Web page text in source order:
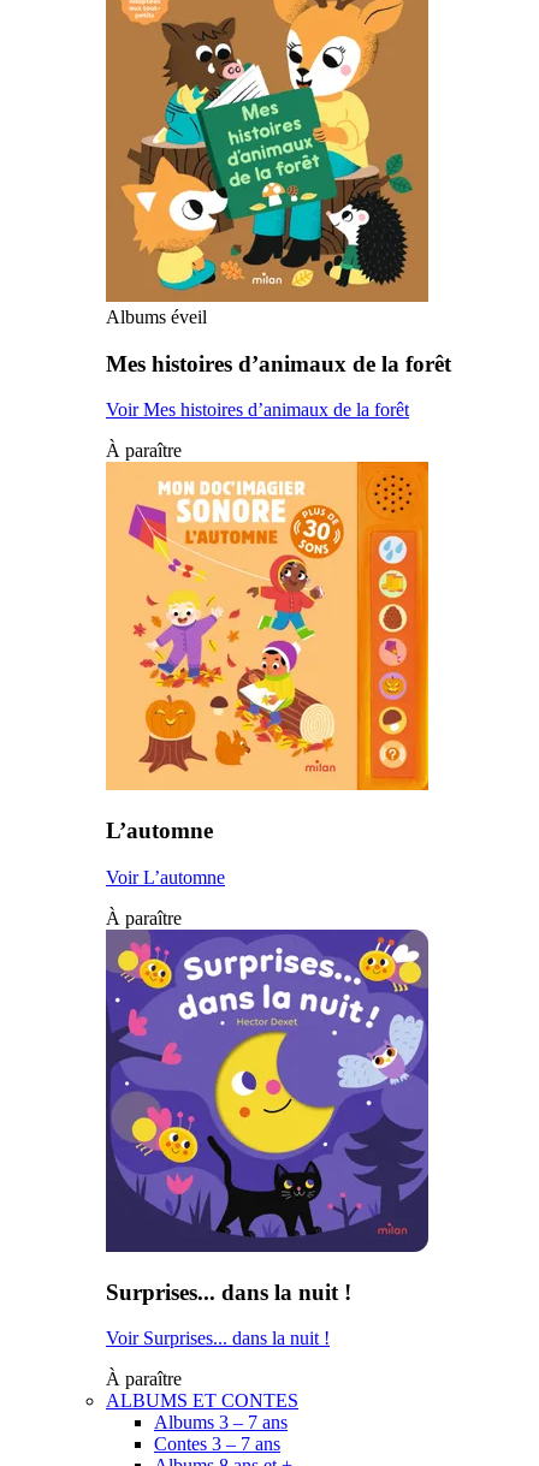
Albums éveil
Mes histoires d’animaux de la forêt
Voir Mes histoires d’animaux de la forêt
À paraître
L’automne
Voir L’automne
À paraître
Surprises... dans la nuit !
Voir Surprises... dans la nuit !
À paraître
ALBUMS ET CONTES
Albums 3 – 7 ans
Contes 3 – 7 ans